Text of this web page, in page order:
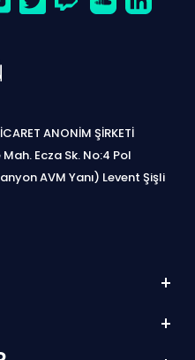
ANONİM ŞİRKETİ
Ecza Sk. No:4 Pol
AVM Yanı) Levent Şişli